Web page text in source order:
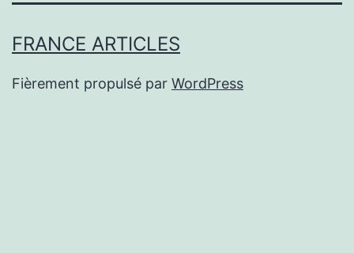
FRANCE ARTICLES
Fièrement propulsé par WordPress